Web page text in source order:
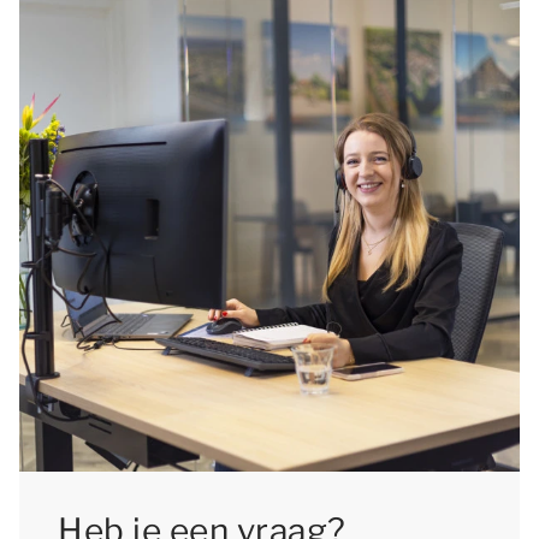
Heb je een vraag?